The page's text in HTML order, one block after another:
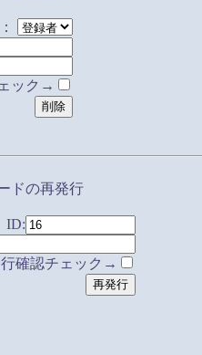
ック→
ドの再発行
ID:
確認チェック→